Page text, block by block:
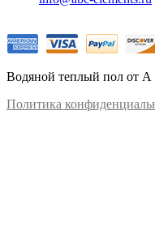
Водяной теплый пол от
Политика